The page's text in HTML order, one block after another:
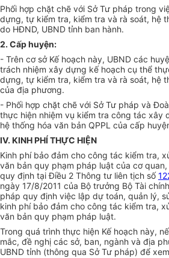
Phối hợp chặt chẽ với Sở Tư pháp trong
dựng, tự kiểm tra, kiểm tra và rà soát, hệ
do HĐND, UBND tỉnh ban hành.
2. Cấp huyện:
- Trên cơ sở Kế hoạch này, UBND các
trách nhiệm xây dựng kế hoạch cụ thể
dựng, tự kiểm tra, kiểm tra và rà soát, hệ
của địa phương.
- Phối hợp chặt chẽ với Sở Tư pháp và
thực hiện nhiệm vụ kiểm tra công tác xây
hệ thống hóa văn bản QPPL của cấp
IV. KINH PHÍ THỰC HIỆN
Kinh phí bảo đảm cho công tác kiểm tra,
văn bản quy phạm pháp luật của cơ
quy định tại Điều 2 Thông tư liên tịch số
ngày 17/8/2011 của Bộ trưởng Bộ Tài
pháp quy định việc lập dự toán, quản lý,
kinh phí bảo đảm cho công tác kiểm tra,
văn bản quy phạm pháp luật.
Trong quá trình thực hiện Kế hoạch này,
mắc, đề nghị các sở, ban, ngành và địa
UBND tỉnh (thông qua Sở Tư pháp) để